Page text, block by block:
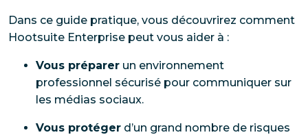
Dans ce guide pratique, vous découvrirez comment
Hootsuite Enterprise peut vous aider à :
Vous préparer un environnement
professionnel sécurisé pour communiquer sur
les médias sociaux.
Vous protéger d’un grand nombre de risques